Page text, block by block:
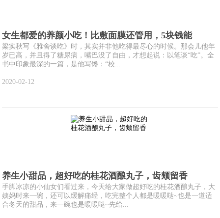
女生都爱的养颜小吃！比敷面膜还管用，5块钱能
梁实秋写《雅舍谈吃》时，其实并非他吃得最尽心的时候。那会儿他年
岁已高，并且得了糖尿病，嘴巴没了自由，才想起说：以笔谈“吃”。全
书中印象最深的一篇，是他写馋：“校...
2020-02-12
养生小甜品，超好吃的桂花酒酿丸子，齿颊留香
手脚冰凉的小仙女们看过来，今天给大家做超好吃的桂花酒酿丸子，大
姨妈时来一碗，还可以缓解痛经，吃完整个人都是暖暖哒~也是一道适
合冬天的甜品，来一碗也是暖暖哒~先给...